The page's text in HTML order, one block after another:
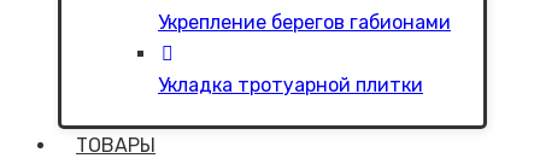
Укрепление берегов габионами
Укладка тротуарной плитки
ТОВАРЫ